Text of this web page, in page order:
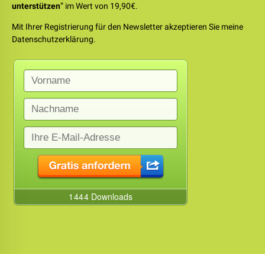
unterstützen” im Wert von 19,90€.
Mit Ihrer Registrierung für den Newsletter akzeptieren Sie meine
Datenschutzerklärung.